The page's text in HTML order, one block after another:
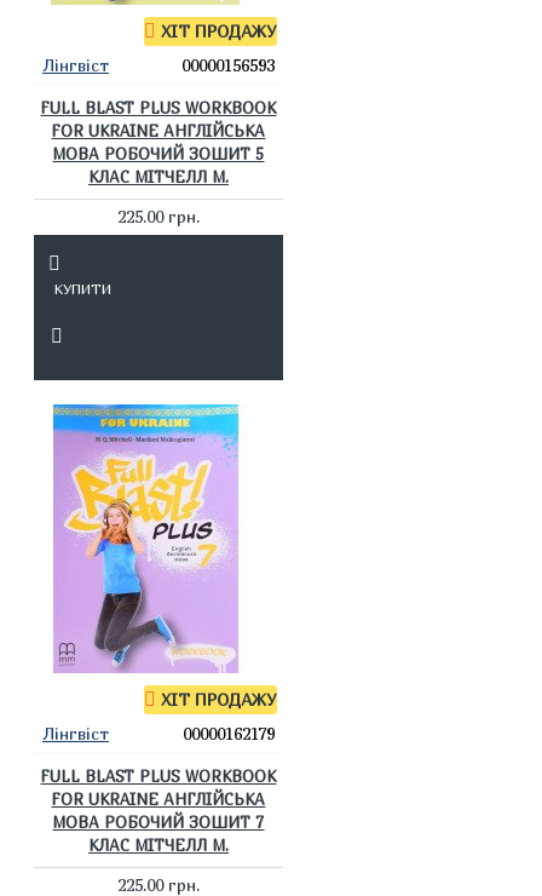
ХІТ ПРОДАЖУ
Лінгвіст
00000156593
FULL BLAST PLUS WORKBOOK
FOR UKRAINE АНГЛІЙСЬКА
МОВА РОБОЧИЙ ЗОШИТ 5
КЛАС МІТЧЕЛЛ М.
225.00 грн.
КУПИТИ
ХІТ ПРОДАЖУ
Лінгвіст
00000162179
FULL BLAST PLUS WORKBOOK
FOR UKRAINE АНГЛІЙСЬКА
МОВА РОБОЧИЙ ЗОШИТ 7
КЛАС МІТЧЕЛЛ М.
225.00 грн.